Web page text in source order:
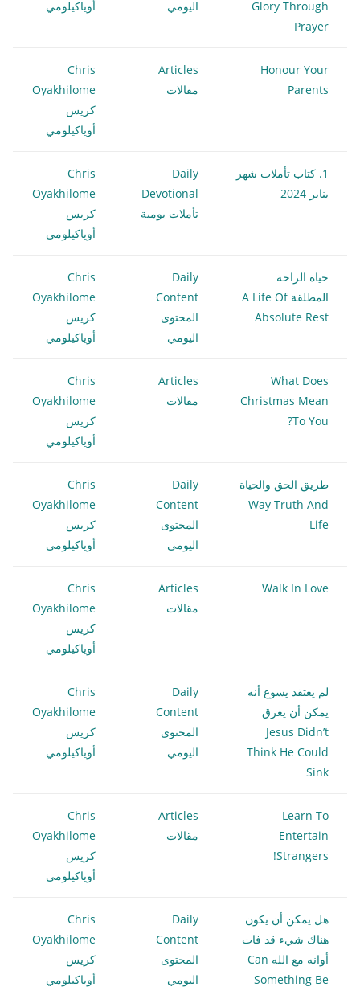
Glory Through
Prayer
اليومي أوياكيلومي
Honour Your
Parents
Articles
مقالات
Chris
Oyakhilome
كريس
أوياكيلومي
1. كتاب تأملات شهر
يناير 2024
Daily
Devotional
تأملات يومية
Chris
Oyakhilome
كريس
أوياكيلومي
حياة الراحة
المطلقة A Life Of
Absolute Rest
Daily
Content
المحتوى
اليومي
Chris
Oyakhilome
كريس
أوياكيلومي
What Does
Christmas Mean
To You?
Articles
مقالات
Chris
Oyakhilome
كريس
أوياكيلومي
طريق الحق والحياة
Way Truth And
Life
Daily
Content
المحتوى
اليومي
Chris
Oyakhilome
كريس
أوياكيلومي
Walk In Love
Articles
مقالات
Chris
Oyakhilome
كريس
أوياكيلومي
لم يعتقد يسوع أنه
يمكن أن يغرق
Jesus Didn’t
Think He Could
Sink
Daily
Content
المحتوى
اليومي
Chris
Oyakhilome
كريس
أوياكيلومي
Learn To
Entertain
Strangers!
Articles
مقالات
Chris
Oyakhilome
كريس
أوياكيلومي
هل يمكن أن يكون
هناك شيء قد فات
أوانه مع الله Can
Something Be
Daily
Content
المحتوى
اليومي
Chris
Oyakhilome
كريس
أوياكيلومي